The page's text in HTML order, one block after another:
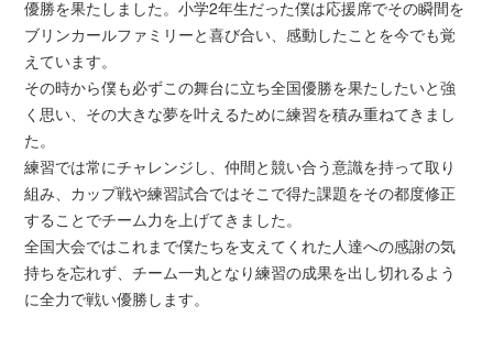
優勝を果たしました。小学2年生だった僕は応援席でその瞬間を
ブリンカールファミリーと喜び合い、感動したことを今でも覚
えています。
その時から僕も必ずこの舞台に立ち全国優勝を果たしたいと強
く思い、その大きな夢を叶えるために練習を積み重ねてきまし
た。
練習では常にチャレンジし、仲間と競い合う意識を持って取り
組み、カップ戦や練習試合ではそこで得た課題をその都度修正
することでチーム力を上げてきました。
全国大会ではこれまで僕たちを支えてくれた人達への感謝の気
持ちを忘れず、チーム一丸となり練習の成果を出し切れるよう
に全力で戦い優勝します。